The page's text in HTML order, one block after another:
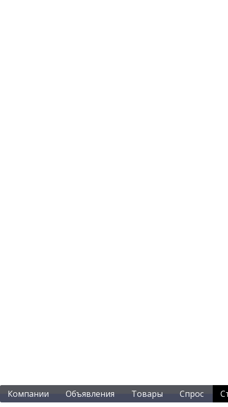
Компании Объявления Товары Спрос